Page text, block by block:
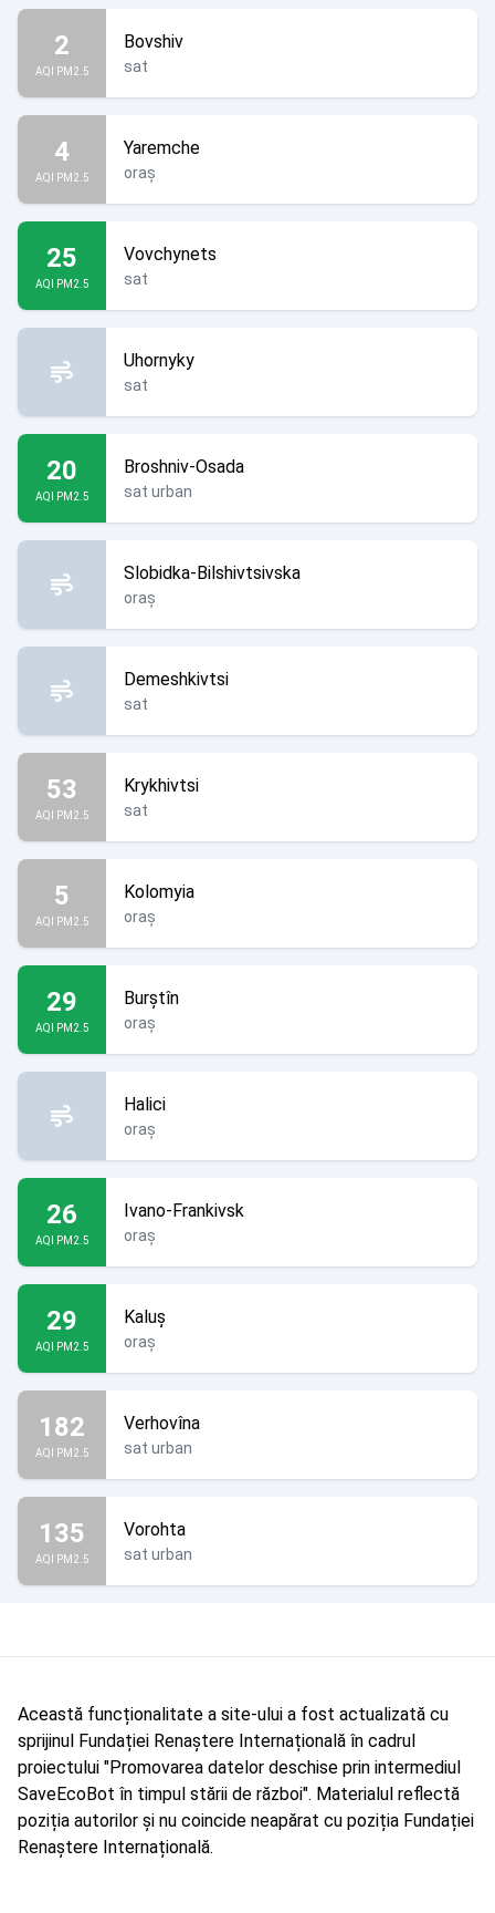
2
AQI PM2.5
Bovshiv
sat
4
AQI PM2.5
Yaremche
oraș
25
AQI PM2.5
Vovchynets
sat
Uhornyky
sat
20
AQI PM2.5
Broshniv-Osada
sat urban
Slobidka-Bilshivtsivska
oraș
Demeshkivtsi
sat
53
AQI PM2.5
Krykhivtsi
sat
5
AQI PM2.5
Kolomyia
oraș
29
AQI PM2.5
Burștîn
oraș
Halici
oraș
26
AQI PM2.5
Ivano-Frankivsk
oraș
29
AQI PM2.5
Kaluș
oraș
182
AQI PM2.5
Verhovîna
sat urban
135
AQI PM2.5
Vorohta
sat urban
Această funcționalitate a site-ului a fost actualizată cu
sprijinul Fundației Renaștere Internațională în cadrul
proiectului "Promovarea datelor deschise prin intermediul
SaveEcoBot în timpul stării de război". Materialul reflectă
poziția autorilor și nu coincide neapărat cu poziția Fundației
Renaștere Internațională.